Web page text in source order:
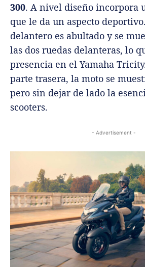
300. A nivel diseño incorpora
que le da un aspecto
delantero es abultado y se
las dos ruedas delanteras, lo
presencia en el Yamaha
parte trasera, la moto se
pero sin dejar de lado la
scooters.
- Advertisement -